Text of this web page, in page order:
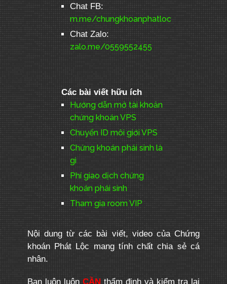
Chat FB:
m.me/chungkhoanphatloc
Chat Zalo:
zalo.me/0559552455
Các bài viết hữu ích
Hướng dẫn mở tài khoản
chứng khoán VPS
Chuyển ID môi giới VPS
Chứng khoán phái sinh là
gì
Phí giao dịch chứng
khoán phái sinh
Tham gia room VIP
Nội dung từ các bài viết, video của Chứng
khoán Phát Lộc mang tính chất chia sẻ cá
nhân.
Bạn luôn luôn CẦN thẩm định và kiểm tra lại